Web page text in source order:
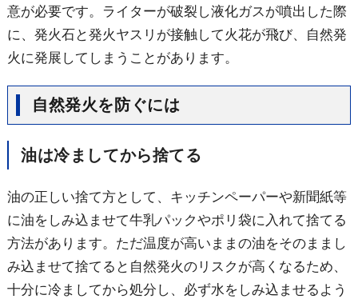
意が必要です。 ライターが破裂し液化ガスが噴出した際
に、発火石と発火ヤスリが接触して火花が飛び、自然発
火に発展してしまうことがあります。
自然発火を防ぐには
油は冷ましてから捨てる
油の正しい捨て方として、キッチンペーパーや新聞紙等
に油をしみ込ませて牛乳パックやポリ袋に入れて捨てる
方法があります。ただ温度が高いままの油をそのままし
み込ませて捨てると自然発火のリスクが高くなるため、
十分に冷ましてから処分し、必ず水をしみ込ませるよう